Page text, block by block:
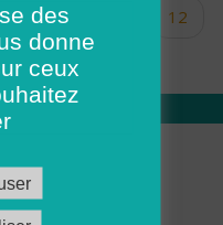
10
12
16 17
des
donne
ceux